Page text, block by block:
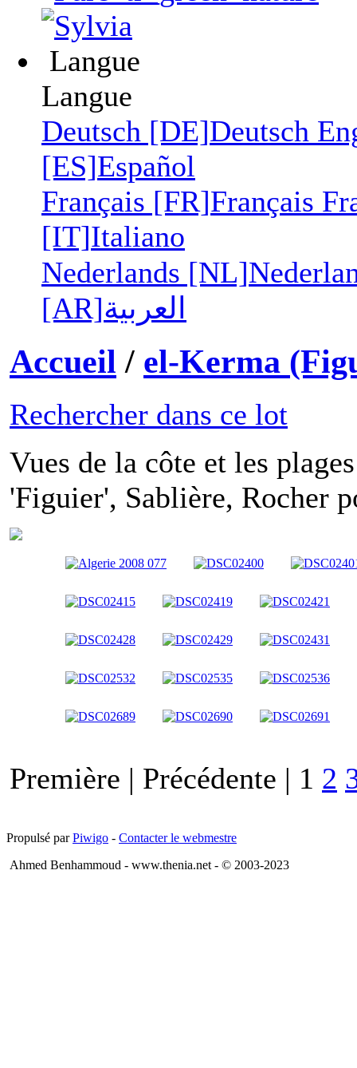
Langue
Langue
Deutsch [DE]Deutsch
[ES]Español
Français [FR]Français
[IT]Italiano
Nederlands [NL]
[AR]العربية
Accueil / el-Kerma
Rechercher dans ce lot
Vues de la côte et les
'Figuier', Sablière, Rocher
Première | Précédente | 1 2
Propulsé parPiwigo - Contacter le webmestre
Ahmed Benhammoud - www.thenia.net - © 2003-2023